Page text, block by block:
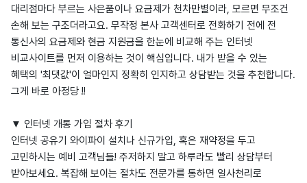
대리점마다 부르는 사은품이나 요금제가 천차만별이라, 모르면 무조건
손해 보는 구조더라고요. 무작정 본사 고객센터로 전화하기 전에 전
통신사의 요금제와 현금 지원금을 한눈에 비교해 주는 인터넷
비교사이트를 먼저 이용하는 것이 핵심입니다. 내가 받을 수 있는
혜택의 '최댓값'이 얼마인지 정확히 인지하고 상담받는 것을 추천합니다.
그게 바로 아정당 !!
▼ 인터넷 개통 가입 절차 후기
인터넷 공유기 와이파이 설치나 신규가입, 혹은 재약정을 두고
고민하시는 예비 고객님들! 주저하지 말고 하루라도 빨리 상담부터
받아보세요. 복잡해 보이는 절차도 전문가를 통하면 일사천리로